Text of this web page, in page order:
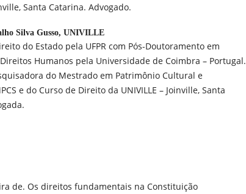
Santa Catarina. Advogado.
Silva Gusso, UNIVILLE
do Estado pela UFPR com Pós-Doutoramento em
Humanos pela Universidade de Coimbra – Portugal.
do Mestrado em Patrimônio Cultural e
e do Curso de Direito da UNIVILLE – Joinville, Santa
de. Os direitos fundamentais na Constituição